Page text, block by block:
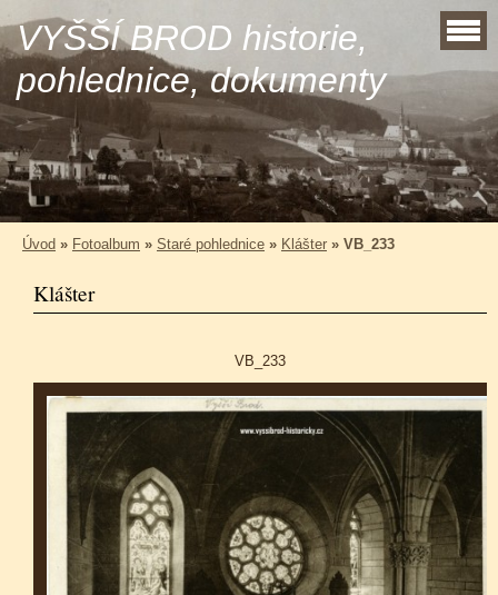
VYŠŠÍ BROD historie,
pohlednice, dokumenty
Úvod » Fotoalbum » Staré pohlednice » Klášter » VB_233
Klášter
VB_233